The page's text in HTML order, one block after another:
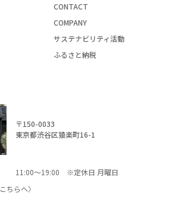
CONTACT
COMPANY
サステナビリティ活動
ふるさと納税
〒150-0033
東京都渋谷区猿楽町16-1
11:00～19:00 ※定休日 月曜日
こちらへ〉